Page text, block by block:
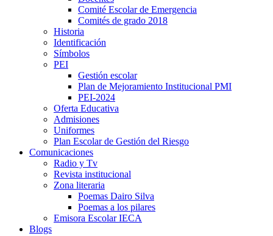
Comité Escolar de Emergencia
Comités de grado 2018
Historia
Identificación
Símbolos
PEI
Gestión escolar
Plan de Mejoramiento Institucional PMI
PEI-2024
Oferta Educativa
Admisiones
Uniformes
Plan Escolar de Gestión del Riesgo
Comunicaciones
Radio y Tv
Revista institucional
Zona literaria
Poemas Dairo Silva
Poemas a los pilares
Emisora Escolar IECA
Blogs